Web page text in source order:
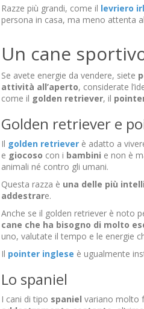
Razze più grandi, come il levriero
persona in casa, ma meno attenta
Un cane
Se avete energie da vendere, siete
attività all’aperto, considerate
come il golden retriever, il
Golden retriever e
Il golden retriever è adatto a
e giocoso con i bambini e non è
animali né contro gli umani.
Questa razza è una delle più
addestrare.
Anche se il golden retriever è noto
cane che ha bisogno di molto
uno, valutate il tempo e le energie
Il pointer inglese è ugualmente
Lo spaniel
I cani di tipo spaniel variano molto